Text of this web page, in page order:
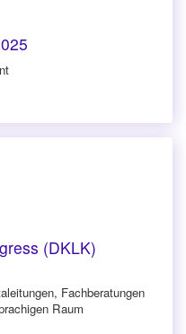
(DKLK)
Fachberatungen
Raum